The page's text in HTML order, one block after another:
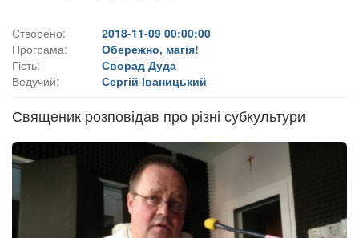
Створено:
2018-11-09 00:00:00
Програма:
Обережно, магія!
Гість:
Сворад Дуда
Ведучий:
Сергій Іваницький
Священик розповідав про різні субкультури